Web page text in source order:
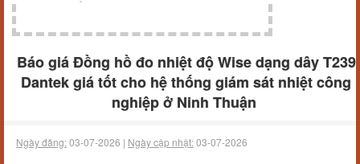
Báo giá Đồng hồ đo nhiệt độ Wise dạng dây T239
Dantek giá tốt cho hệ thống giám sát nhiệt công
nghiệp ở Ninh Thuận
Ngày đăng:03-07-2026 | Ngày cập nhật:03-07-2026